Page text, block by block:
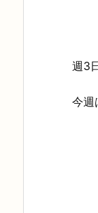
週3
今週